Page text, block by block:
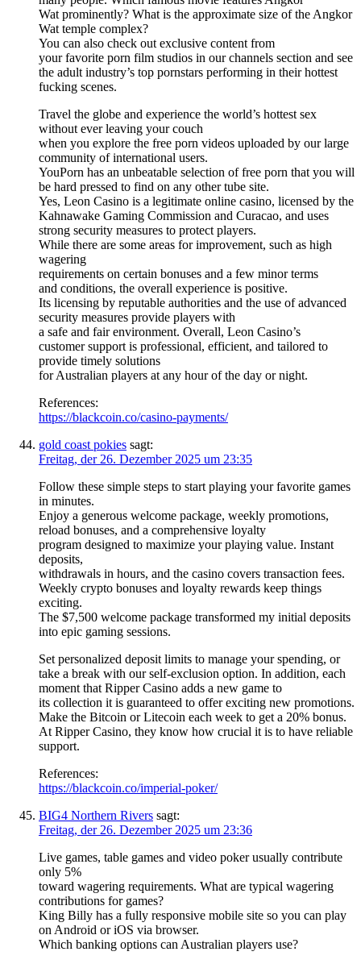
Wat prominently? What is the approximate size of the Angkor
Wat temple complex?
You can also check out exclusive content from
your favorite porn film studios in our channels section and see
the adult industry’s top pornstars performing in their hottest
fucking scenes.
Travel the globe and experience the world’s hottest sex
without ever leaving your couch
when you explore the free porn videos uploaded by our large
community of international users.
YouPorn has an unbeatable selection of free porn that you will
be hard pressed to find on any other tube site.
Yes, Leon Casino is a legitimate online casino, licensed by the
Kahnawake Gaming Commission and Curacao, and uses
strong security measures to protect players.
While there are some areas for improvement, such as high
wagering
requirements on certain bonuses and a few minor terms
and conditions, the overall experience is positive.
Its licensing by reputable authorities and the use of advanced
security measures provide players with
a safe and fair environment. Overall, Leon Casino’s
customer support is professional, efficient, and tailored to
provide timely solutions
for Australian players at any hour of the day or night.
References:
https://blackcoin.co/casino-payments/
gold coast pokies sagt:
Freitag, der 26. Dezember 2025 um 23:35
Follow these simple steps to start playing your favorite games
in minutes.
Enjoy a generous welcome package, weekly promotions,
reload bonuses, and a comprehensive loyalty
program designed to maximize your playing value. Instant
deposits,
withdrawals in hours, and the casino covers transaction fees.
Weekly crypto bonuses and loyalty rewards keep things
exciting.
The $7,500 welcome package transformed my initial deposits
into epic gaming sessions.
Set personalized deposit limits to manage your spending, or
take a break with our self-exclusion option. In addition, each
moment that Ripper Casino adds a new game to
its collection it is guaranteed to offer exciting new promotions.
Make the Bitcoin or Litecoin each week to get a 20% bonus.
At Ripper Casino, they know how crucial it is to have reliable
support.
References:
https://blackcoin.co/imperial-poker/
BIG4 Northern Rivers sagt:
Freitag, der 26. Dezember 2025 um 23:36
Live games, table games and video poker usually contribute
only 5%
toward wagering requirements. What are typical wagering
contributions for games?
King Billy has a fully responsive mobile site so you can play
on Android or iOS via browser.
Which banking options can Australian players use?